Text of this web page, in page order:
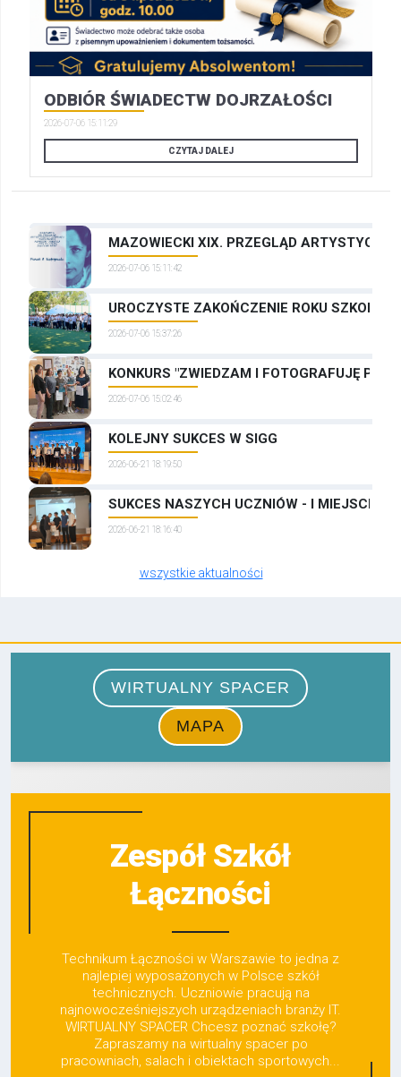
ODBIÓR ŚWIADECTW DOJRZAŁOŚCI
2026-07-06 15:11:29
CZYTAJ DALEJ
MAZOWIECKI XIX. PRZEGLĄD
2026-07-06 15:11:42
UROCZYSTE ZAKOŃCZENIE ROKU
2026-07-06 15:37:26
KONKURS "ZWIEDZAM I FOTOGRAFUJĘ
2026-07-06 15:02:46
KOLEJNY SUKCES W SIGG
2026-06-21 18:19:50
SUKCES NASZYCH UCZNIÓW - I MIEJSCE W
2026-06-21 18:16:40
wszystkie aktualności
Zespół Szkół
Łączności
Technikum Łączności w Warszawie to jedna z
najlepiej wyposażonych w Polsce szkół
technicznych. Uczniowie pracują na
najnowocześniejszych urządzeniach branży IT.
WIRTUALNY SPACER Chcesz poznać szkołę?
Zapraszamy na wirtualny spacer po
pracowniach, salach i obiektach sportowych...